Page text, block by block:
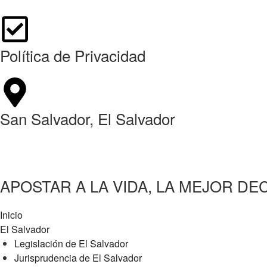
Política de Privacidad
San Salvador, El Salvador
APOSTAR A LA VIDA, LA MEJOR
Inicio
El Salvador
Legislación de El Salvador
Jurisprudencia de El Salvador